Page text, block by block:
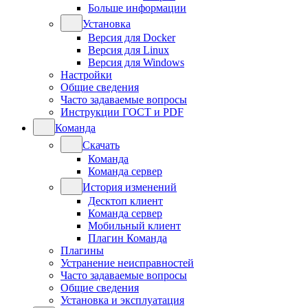
Больше информации
Установка
Версия для Docker
Версия для Linux
Версия для Windows
Настройки
Общие сведения
Часто задаваемые вопросы
Инструкции ГОСТ и PDF
Команда
Скачать
Команда
Команда сервер
История изменений
Десктоп клиент
Команда сервер
Мобильный клиент
Плагин Команда
Плагины
Устранение неисправностей
Часто задаваемые вопросы
Общие сведения
Установка и эксплуатация